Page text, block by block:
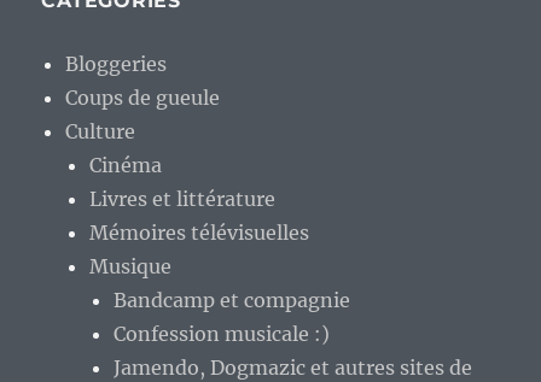
Bloggeries
Coups de gueule
Culture
Cinéma
Livres et littérature
Mémoires télévisuelles
Musique
Bandcamp et compagnie
Confession musicale :)
Jamendo, Dogmazic et autres sites de